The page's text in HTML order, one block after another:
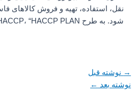
نقل، استفاده، تهیه و فروش کالاهای
شود. به طرح HACCP، “HACCP PLAN” نیز گفته می شود.
→نوشته قبل
نوشته بعد←